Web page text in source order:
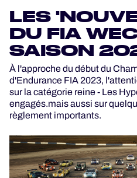
CLASSEMENTS
RÉSULTATS
LA GRILLE
OÙ REGARDER
PROGRAMMES OFFICIELS
LES
DU FIA
SAISON
À l'approche du début du
d'Endurance FIA 2023,
sur la catégorie reine - Les
engagés.mais aussi sur
règlement importants.